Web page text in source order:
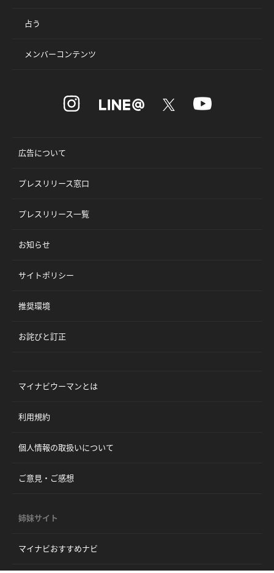
占う
メンバーコンテンツ
広告について
プレスリリース窓口
プレスリリース一覧
お知らせ
サイトポリシー
推奨環境
お詫びと訂正
マイナビウーマンとは
利用規約
個人情報の取扱いについて
ご意見・ご感想
姉妹サイト
マイナビおすすめナビ